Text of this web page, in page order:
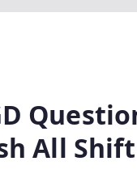
All Shift